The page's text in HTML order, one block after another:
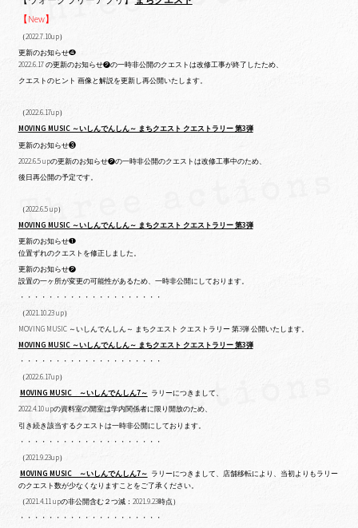
【New】
（2022.7.10up）
更新のお知らせ❹
2022.6.17 の更新のお知らせ❷の一時非公開のクエストは改修工事が終了したため、
クエストのヒント 画像と解説を更新し再公開いたします。
（2022.6.17up）
MOVING MUSIC ～いしんでんしん～ まちクエスト クエストラリー 第3弾
更新のお知らせ❸
2022.6.5 upの更新のお知らせ❷の一時非公開のクエストは改修工事中のため、
後日再公開の予定です。
（2022.6.5 up）
MOVING MUSIC ～いしんでんしん～ まちクエスト クエストラリー 第3弾
更新のお知らせ❶
位置ずれのクエストを修正しました。
更新のお知らせ❷
設置の一ヶ所が変更の可能性があるため、一時非公開にしております。
・・・・・・・・・・・・・・・・・・・・
（2021.10.23 up）
MOVING MUSIC ～いしんでんしん～ まちクエスト クエストラリー 第3弾 公開いたします。
MOVING MUSIC ～いしんでんしん～ まちクエスト クエストラリー 第3弾
・・・・・・・・・・・・・・・・・・・・
（2022.6.17up）
MOVING MUSIC ～いしんでんしん7～ ラリーにつきまして、
2022.4.10 upの資料室の開室は学内関係者に限り開放のため、
引き続き該当するクエストは一時非公開にしております。
・・・・・・・・・・・・・・・・・・・・
（2021.9.23up）
MOVING MUSIC ～いしんでんしん7～ ラリーにつきまして、店舗移転により、当初よりもラリー
のクエスト数が少なくなりますことをご了承ください。
（2021.4.11 upの非公開含む２つ減：2021.9.23時点）
・・・・・・・・・・・・・・・・・・・・